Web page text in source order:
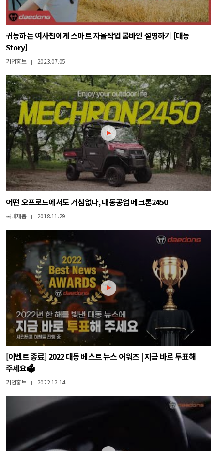
귀농하는 여사친에게 스마트 자율작업 콤바인 설명하기 [대동
Story]
기업홍보 | 2023.07.05
어떤 오프로드에서도 거침없다, 대동공업 메크론2450
국내제품 | 2018.11.29
[이벤트 종료] 2022 대동 베스트 뉴스 어워즈 | 지금 바로 투표해
주세요🗳️
기업홍보 | 2022.12.14